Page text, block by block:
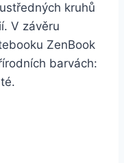
kruhů
V závěru
ZenBook
barvách: